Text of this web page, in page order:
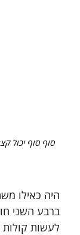
סוף סוף יכול
היה כאילו
לעשות